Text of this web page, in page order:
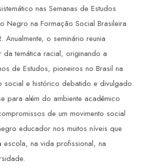
nas Semanas de Estudos
Negro na Formação Social Brasileira
o seminário reunia
da temática racial, originando a
de Estudos, pioneiros no Brasil na
social e histórico debatido e divulgado
para além do ambiente acadêmico
de um movimento social
educador nos muitos níveis que
escola, na vida profissional, na